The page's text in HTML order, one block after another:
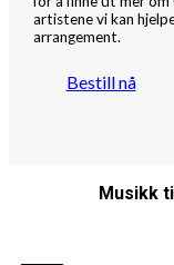
artistene vi kan
arrangement.
Bestill nå
Musikk